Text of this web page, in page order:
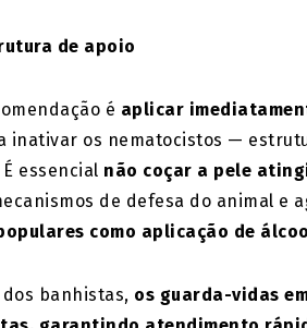
de apoio
é aplicar
inativar os nematocistos —
essencial não coçar a pele
de defesa do animal e
como aplicação de
banhistas, os guarda-vidas